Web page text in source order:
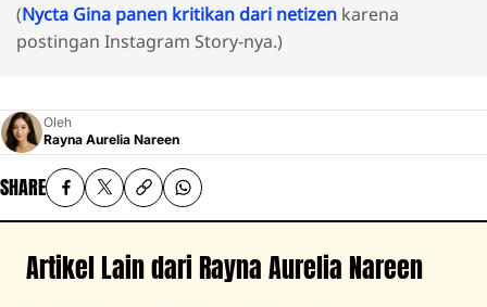
(Nycta Gina panen kritikan dari netizen karena
postingan Instagram Story-nya.)
Oleh
Rayna Aurelia Nareen
SHARE
Artikel Lain dari Rayna Aurelia Nareen